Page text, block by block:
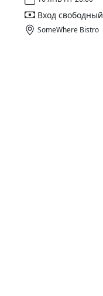
Вход свободный
SomeWhere Bistro